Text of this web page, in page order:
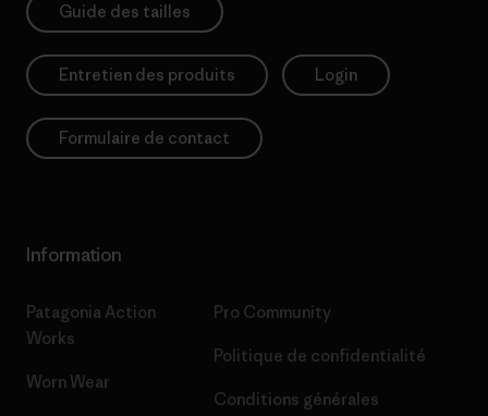
Guide des tailles
Entretien des produits Login
Formulaire de contact
Information
Patagonia Action
Works
Worn Wear
Pro Community
Politique de confidentialité
Conditions générales